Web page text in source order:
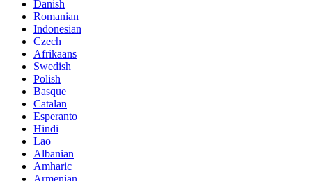
Danish
Romanian
Indonesian
Czech
Afrikaans
Swedish
Polish
Basque
Catalan
Esperanto
Hindi
Lao
Albanian
Amharic
Armenian